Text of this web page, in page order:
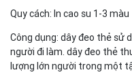
Quy cách: In cao su 1-3 màu
Công dụng: dây đeo thẻ sử
người đi làm. dây đeo thẻ
lượng lớn người trong một